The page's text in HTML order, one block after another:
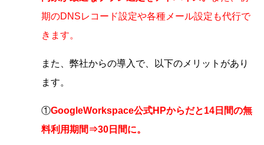
期のDNSレコード設定や各種メール設定も代行で
きます。
また、弊社からの導入で、以下のメリットがあり
ます。
①GoogleWorkspace公式HPからだと14日間の無
料利用期間⇒30日間に。